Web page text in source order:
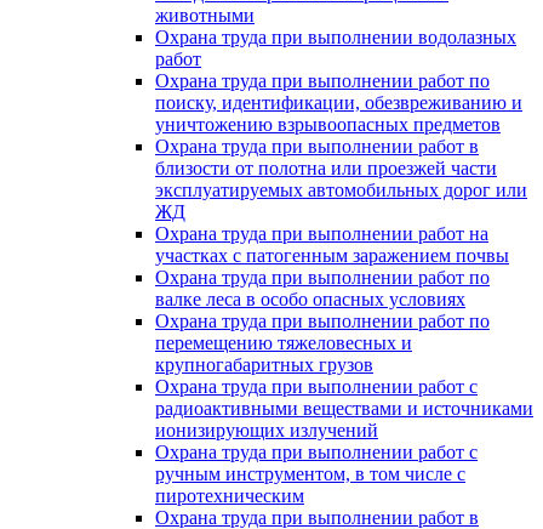
животными
Охрана труда при выполнении водолазных
работ
Охрана труда при выполнении работ по
поиску, идентификации, обезвреживанию и
уничтожению взрывоопасных предметов
Охрана труда при выполнении работ в
близости от полотна или проезжей части
эксплуатируемых автомобильных дорог или
ЖД
Охрана труда при выполнении работ на
участках с патогенным заражением почвы
Охрана труда при выполнении работ по
валке леса в особо опасных условиях
Охрана труда при выполнении работ по
перемещению тяжеловесных и
крупногабаритных грузов
Охрана труда при выполнении работ с
радиоактивными веществами и источниками
ионизирующих излучений
Охрана труда при выполнении работ с
ручным инструментом, в том числе с
пиротехническим
Охрана труда при выполнении работ в